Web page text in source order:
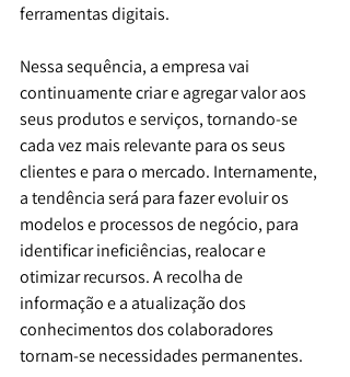
ferramentas digitais.
Nessa sequência, a empresa vai
continuamente criar e agregar valor aos
seus produtos e serviços, tornando-se
cada vez mais relevante para os seus
clientes e para o mercado. Internamente,
a tendência será para fazer evoluir os
modelos e processos de negócio, para
identificar ineficiências, realocar e
otimizar recursos. A recolha de
informação e a atualização dos
conhecimentos dos colaboradores
tornam-se necessidades permanentes.